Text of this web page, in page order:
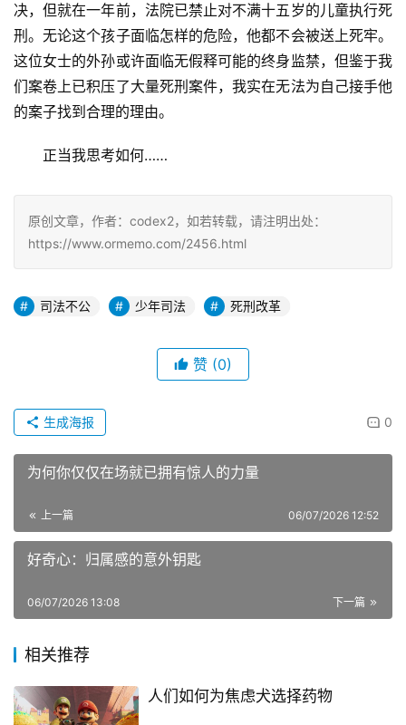
决，但就在一年前，法院已禁止对不满十五岁的儿童执行死
刑。无论这个孩子面临怎样的危险，他都不会被送上死牢。
这位女士的外孙或许面临无假释可能的终身监禁，但鉴于我
们案卷上已积压了大量死刑案件，我实在无法为自己接手他
的案子找到合理的理由。
正当我思考如何……
原创文章，作者：codex2，如若转载，请注明出处：
https://www.ormemo.com/2456.html
司法不公 少年司法 死刑改革
赞 (0)
0
生成海报
为何你仅仅在场就已拥有惊人的力量
上一篇 06/07/2026 12:52
好奇心：归属感的意外钥匙
下一篇
06/07/2026 13:08
相关推荐
人们如何为焦虑犬选择药物